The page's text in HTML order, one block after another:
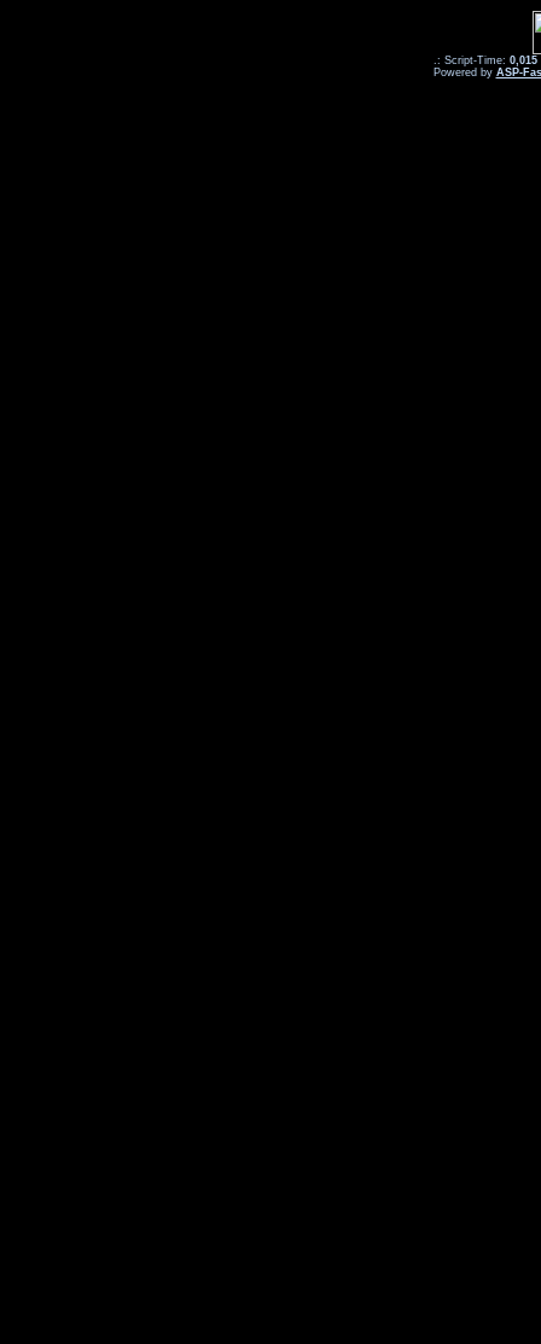
.: Script-Time: 0,015
Powered by ASP-